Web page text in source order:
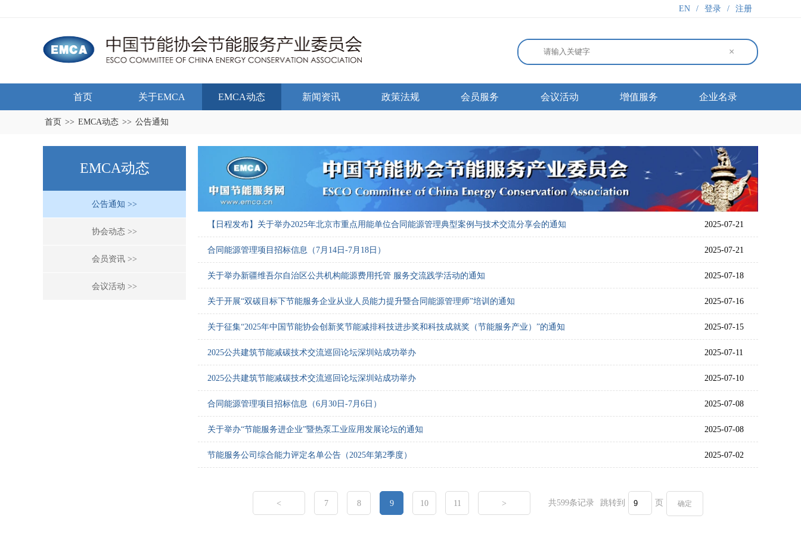
EN / 登录 / 注册
×
首页 关于EMCA EMCA动态 新闻资讯 政策法规 会员服务 会议活动 增值服务 企业名录
首页 >> EMCA动态 >> 公告通知
EMCA动态
公告通知 >>
协会动态 >>
会员资讯 >>
会议活动 >>
【日程发布】关于举办2025年北京市重点用能单位合同能源管理典型案例与技术交流分享会的通知 2025-07-21
合同能源管理项目招标信息（7月14日-7月18日） 2025-07-21
关于举办新疆维吾尔自治区公共机构能源费用托管 服务交流践学活动的通知 2025-07-18
关于开展“双碳目标下节能服务企业从业人员能力提升暨合同能源管理师”培训的通知 2025-07-16
关于征集“2025年中国节能协会创新奖节能减排科技进步奖和科技成就奖（节能服务产业）”的通知 2025-07-15
2025公共建筑节能减碳技术交流巡回论坛深圳站成功举办 2025-07-11
2025公共建筑节能减碳技术交流巡回论坛深圳站成功举办 2025-07-10
合同能源管理项目招标信息（6月30日-7月6日） 2025-07-08
关于举办“节能服务进企业”暨热泵工业应用发展论坛的通知 2025-07-08
节能服务公司综合能力评定名单公告（2025年第2季度） 2025-07-02
< 7 8 9 10 11 > 共599条记录 跳转到 页 确定